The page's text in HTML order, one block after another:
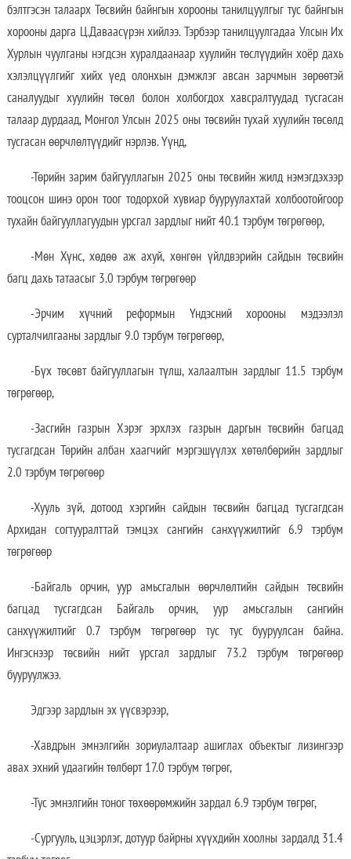
бэлтгэсэн талаарх Төсвийн байнгын хорооны танилцуулгыг тус байнгын
хорооны дарга Ц.Даваасүрэн хийлээ. Тэрбээр танилцуулгадаа Улсын Их
Хурлын чуулганы нэгдсэн хуралдаанаар хуулийн төслүүдийн хоёр дахь
хэлэлцүүлгийг хийх үед олонхын дэмжлэг авсан зарчмын зөрөөтэй
саналуудыг хуулийн төсөл болон холбогдох хавсралтуудад тусгасан
талаар дурдаад, Монгол Улсын 2025 оны төсвийн тухай хуулийн төсөлд
тусгасан өөрчлөлтүүдийг нэрлэв. Үүнд,
-Төрийн зарим байгууллагын 2025 оны төсвийн жилд нэмэгдэхээр
тооцсон шинэ орон тоог тодорхой хувиар бууруулахтай холбоотойгоор
тухайн байгууллагуудын урсгал зардлыг нийт 40.1 тэрбум төгрөгөөр,
-Мөн Хүнс, хөдөө аж ахуй, хөнгөн үйлдвэрийн сайдын төсвийн
багц дахь татаасыг 3.0 тэрбум төгрөгөөр
-Эрчим хүчний реформын Үндэсний хорооны мэдээлэл
сурталчилгааны зардлыг 9.0 тэрбум төгрөгөөр,
-Бүх төсөвт байгууллагын түлш, халаалтын зардлыг 11.5 тэрбум
төгрөгөөр,
-Засгийн газрын Хэрэг эрхлэх газрын даргын төсвийн багцад
тусгагдсан Төрийн албан хаагчийг мэргэшүүлэх хөтөлбөрийн зардлыг
2.0 тэрбум төгрөгөөр
-Хууль зүй, дотоод хэргийн сайдын төсвийн багцад тусгагдсан
Архидан согтууралттай тэмцэх сангийн санхүүжилтийг 6.9 тэрбум
төгрөгөөр
-Байгаль орчин, уур амьсгалын өөрчлөлтийн сайдын төсвийн
багцад тусгагдсан Байгаль орчин, уур амьсгалын сангийн
санхүүжилтийг 0.7 тэрбум төгрөгөөр тус тус бууруулсан байна.
Ингэснээр төсвийн нийт урсгал зардлыг 73.2 тэрбум төгрөгөөр
бууруулжээ.
Эдгээр зардлын эх үүсвэрээр,
-Хавдрын эмнэлгийн зориулалтаар ашиглах объектыг лизингээр
авах эхний удаагийн төлбөрт 17.0 тэрбум төгрөг,
-Тус эмнэлгийн тоног төхөөрөмжийн зардал 6.9 тэрбум төгрөг,
-Сургууль, цэцэрлэг, дотуур байрны хүүхдийн хоолны зардалд 31.4